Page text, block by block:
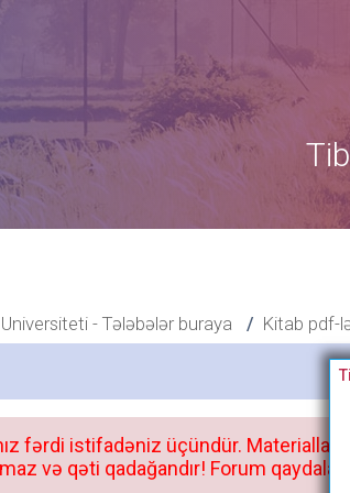
- Tələbələr buraya Kitab pdf-
fərdi istifadəniz üçündür.
və qəti qadağandır! Forum